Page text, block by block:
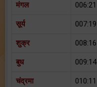
मंगल 006:21
सूर्य 007:19
शुक्र 008:16
बुध 009:14
चंद्रमा 010:11